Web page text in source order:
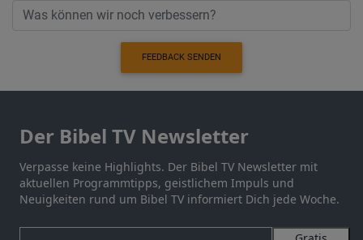
FEEDBACK SENDEN
Der Bibel TV Newsletter
Verpasse keine Highlights. Der Bibel TV Newsletter mit
aktuellen Programmtipps, geistlichem Impuls und
Neuigkeiten rund um Bibel TV informiert Dich jede Woche.